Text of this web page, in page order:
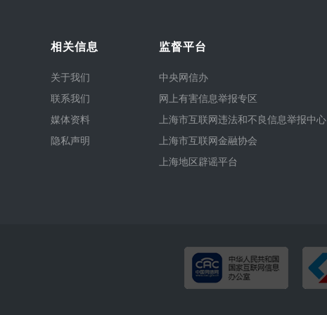
相关信息
关于我们
联系我们
媒体资料
隐私声明
监督平台
中央网信办
网上有害信息举报专区
上海市互联网违法和不良信息举报中心
上海市互联网金融协会
上海地区辟谣平台